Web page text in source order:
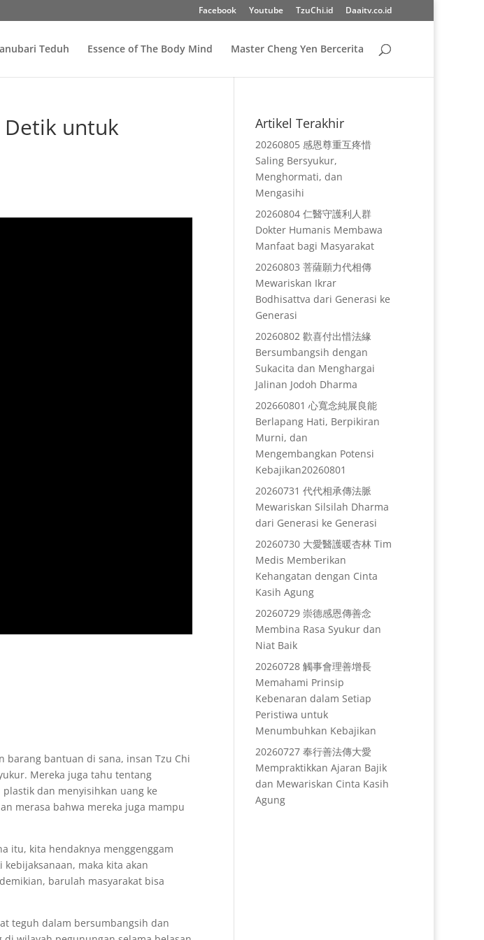
Facebook Youtube TzuChi.id Daaitv.co.id
Teduh Essence of The Body Mind Master Cheng Yen Bercerita
Detik untuk
barang bantuan di sana, insan Tzu Chi
Mereka juga tahu tentang
dan menyisihkan uang ke
merasa bahwa mereka juga mampu
itu, kita hendaknya menggenggam
maka kita akan
barulah masyarakat bisa
teguh dalam bersumbangsih dan
Artikel Terakhir
20260805 感恩尊重互疼惜
Saling Bersyukur,
Menghormati, dan
Mengasihi
20260804 仁醫守護利人群
Dokter Humanis Membawa
Manfaat bagi Masyarakat
20260803 菩薩願力代相傳
Mewariskan Ikrar
Bodhisattva dari Generasi ke
Generasi
20260802 歡喜付出惜法緣
Bersumbangsih dengan
Sukacita dan Menghargai
Jalinan Jodoh Dharma
202660801 心寬念純展良能
Berlapang Hati, Berpikiran
Murni, dan
Mengembangkan Potensi
Kebajikan20260801
20260731 代代相承傳法脈
Mewariskan Silsilah Dharma
dari Generasi ke Generasi
20260730 大愛醫護暖杏林 Tim
Medis Memberikan
Kehangatan dengan Cinta
Kasih Agung
20260729 崇德感恩傳善念
Membina Rasa Syukur dan
Niat Baik
20260728 觸事會理善增長
Memahami Prinsip
Kebenaran dalam Setiap
Peristiwa untuk
Menumbuhkan Kebajikan
20260727 奉行善法傳大愛
Mempraktikkan Ajaran Bajik
dan Mewariskan Cinta Kasih
Agung